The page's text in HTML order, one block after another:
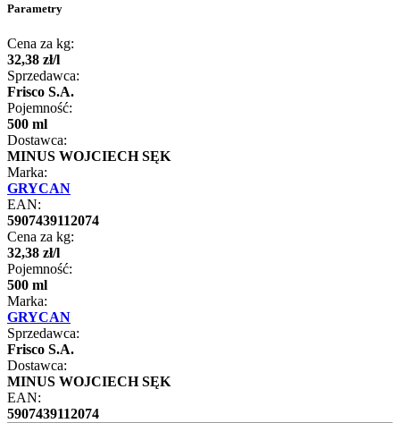
Parametry
Cena za kg:
32,38 zł/l
Sprzedawca:
Frisco S.A.
Pojemność:
500 ml
Dostawca:
MINUS WOJCIECH SĘK
Marka:
GRYCAN
EAN:
5907439112074
Cena za kg:
32,38 zł/l
Pojemność:
500 ml
Marka:
GRYCAN
Sprzedawca:
Frisco S.A.
Dostawca:
MINUS WOJCIECH SĘK
EAN:
5907439112074